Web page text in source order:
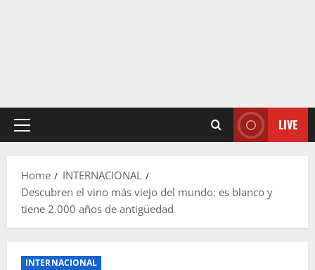
Primary
LIVE
Home
INTERNACIONAL
Descubren el vino más viejo del mundo: es blanco y
tiene 2.000 años de antigüedad
INTERNACIONAL